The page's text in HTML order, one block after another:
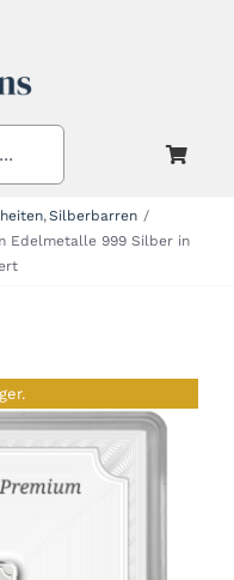
Silberbarren
Edelmetalle 999 Silber in